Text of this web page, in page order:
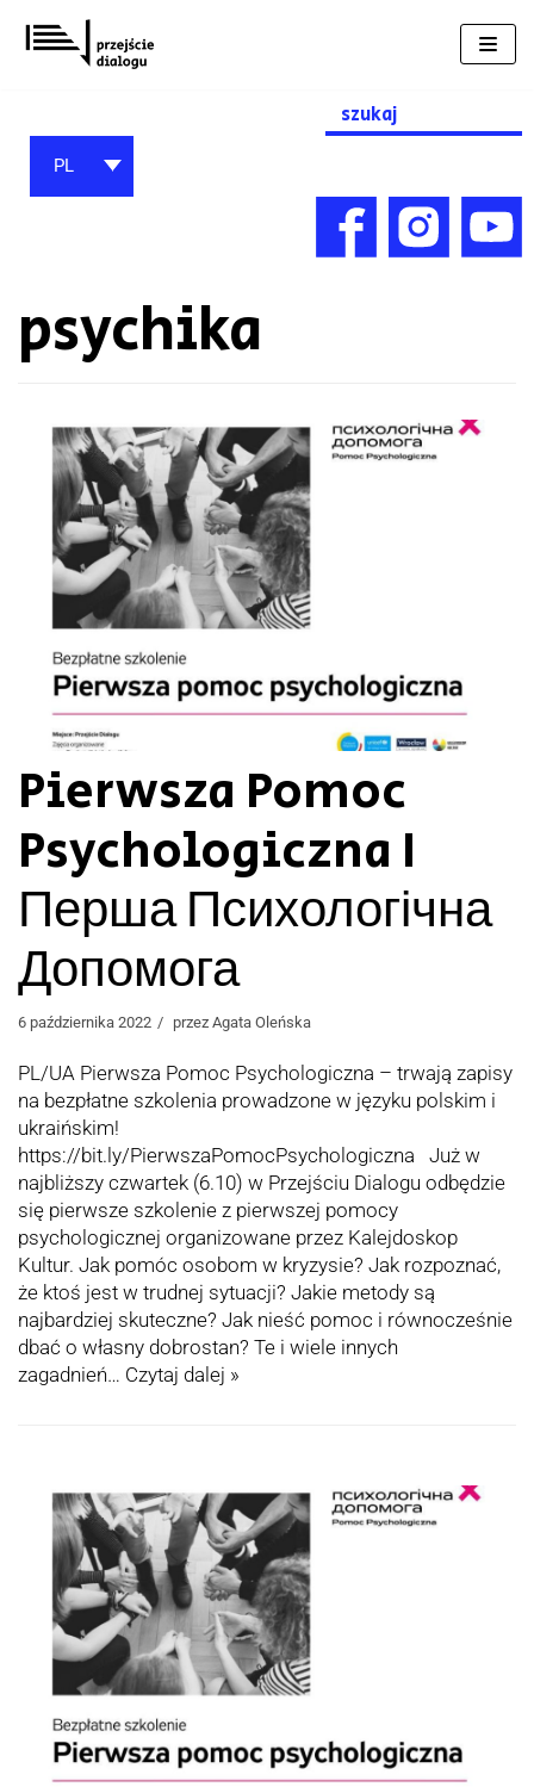
Przejdź
do
Search
for:
PL
psychika
Pierwsza Pomoc
Psychologiczna I
Перша Психологічна
Допомога
6 października 2022 przez Agata Oleńska
PL/UA Pierwsza Pomoc Psychologiczna – trwają zapisy
na bezpłatne szkolenia prowadzone w języku polskim i
ukraińskim!
https://bit.ly/PierwszaPomocPsychologiczna Już w
najbliższy czwartek (6.10) w Przejściu Dialogu odbędzie
się pierwsze szkolenie z pierwszej pomocy
psychologicznej organizowane przez Kalejdoskop
Kultur. Jak pomóc osobom w kryzysie? Jak rozpoznać,
że ktoś jest w trudnej sytuacji? Jakie metody są
najbardziej skuteczne? Jak nieść pomoc i równocześnie
dbać o własny dobrostan? Te i wiele innych
zagadnień… Czytaj dalej »